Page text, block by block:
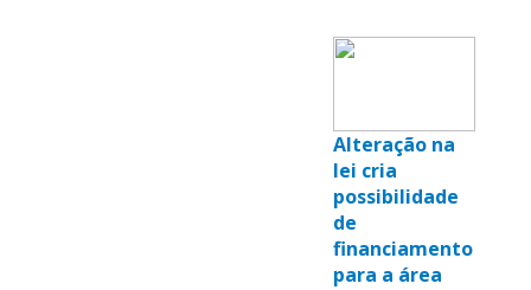
Alteração na
lei cria
possibilidade
de
financiamento
para a área